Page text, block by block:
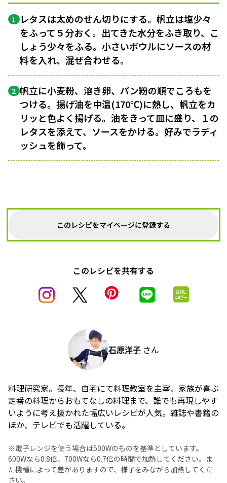
1 レタスは太めのせん切りにする。帆立は塩少々
をふって５分おく。出てきた水分をふき取り、こ
しょう少々をふる。小さいボウルにソースの材
料を入れ、混ぜ合わせる。
2 帆立に小麦粉、溶き卵、パン粉の順でころもを
つける。揚げ油を中温(170℃)に熱し、帆立をカ
リッと色よく揚げる。油をきって皿に盛り、１の
レタスを添えて、ソースをかける。好みでラディ
ッシュを飾って。
このレシピをマイページに登録する
このレシピを共有する
石原洋子 さん
料理研究家。長年、自宅にて料理教室を主宰。家族が喜ぶ
定番の料理からおもてなしの料理まで、誰でも再現しやす
いように考え抜かれた幅広いレシピが人気。雑誌や書籍の
ほか、テレビでも活躍している。
※電子レンジを使う場合は500Wのものを基準としています。
600Wなら0.8倍、700Wなら0.7倍の時間で加熱してください。ま
た機種によって差がありますので、様子をみながら加熱してくだ
さい。